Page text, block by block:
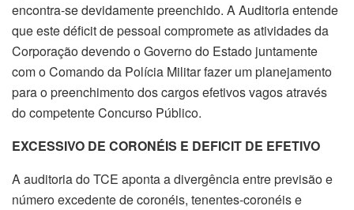
encontra-se devidamente preenchido. A Auditoria entende
que este déficit de pessoal compromete as atividades da
Corporação devendo o Governo do Estado juntamente
com o Comando da Polícia Militar fazer um planejamento
para o preenchimento dos cargos efetivos vagos através
do competente Concurso Público.
EXCESSIVO DE CORONÉIS E DEFICIT DE EFETIVO
A auditoria do TCE aponta a divergência entre previsão e
número excedente de coronéis, tenentes-coronéis e